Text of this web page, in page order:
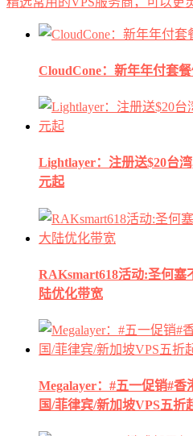
CloudCone：新年年付套
Lightlayer：注册送$20台
元起
RAKsmart618活动:圣何塞
陆优化带宽
Megalayer：#五一促销#香
国/菲律宾/新加坡VPS五折